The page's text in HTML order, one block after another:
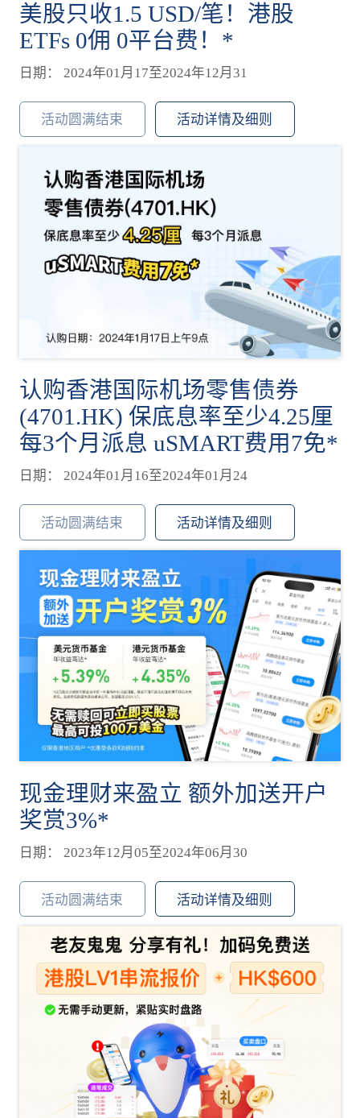
美股只收1.5 USD/笔！港股
ETFs 0佣 0平台费！*
日期： 2024年01月17至2024年12月31
活动圆满结束 活动详情及细则
认购香港国际机场零售债券
(4701.HK) 保底息率至少4.25厘
每3个月派息 uSMART费用7免*
日期： 2024年01月16至2024年01月24
活动圆满结束 活动详情及细则
现金理财来盈立 额外加送开户
奖赏3%*
日期： 2023年12月05至2024年06月30
活动圆满结束 活动详情及细则